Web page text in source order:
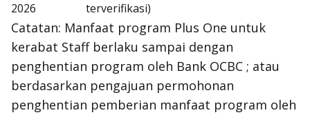
2026
terverifikasi)
Catatan: Manfaat program Plus One untuk
kerabat Staff berlaku sampai dengan
penghentian program oleh Bank OCBC ; atau
berdasarkan pengajuan permohonan
penghentian pemberian manfaat program oleh